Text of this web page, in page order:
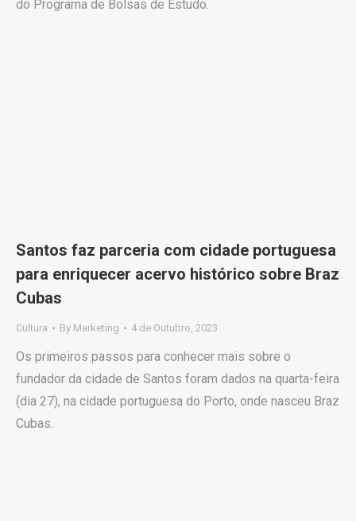
do Programa de Bolsas de Estudo.
Santos faz parceria com cidade portuguesa
para enriquecer acervo histórico sobre Braz
Cubas
Cultura By Marketing 4 de Outubro, 2023
Os primeiros passos para conhecer mais sobre o
fundador da cidade de Santos foram dados na quarta-feira
(dia 27), na cidade portuguesa do Porto, onde nasceu Braz
Cubas.